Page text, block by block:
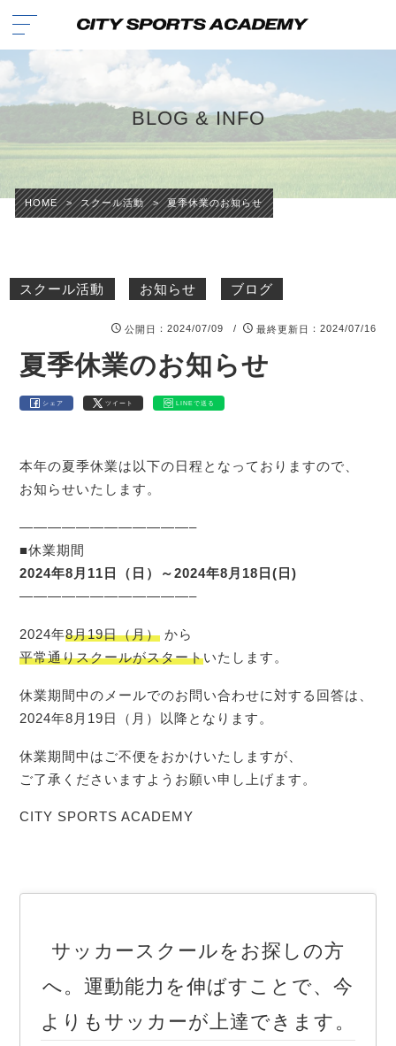
BLOG & INFO
HOME > スクール活動 > 夏季休業のお知らせ
スクール活動 お知らせ ブログ
公開日 ：2024/07/09 / 最終更新日 ：2024/07/16
夏季休業のお知らせ
シェア ツイート LINEで送る
本年の夏季休業は以下の日程となっておりますので、
お知らせいたします。
————————————–
■休業期間
2024年8月11日（日）～2024年8月18日(日)
————————————–
2024年8月19日（月） から
平常通りスクールがスタートいたします。
休業期間中のメールでのお問い合わせに対する回答は、
2024年8月19日（月）以降となります。
休業期間中はご不便をおかけいたしますが、
ご了承くださいますようお願い申し上げます。
CITY SPORTS ACADEMY
サッカースクールをお探しの方
へ。運動能力を伸ばすことで、今
よりもサッカーが上達できます。